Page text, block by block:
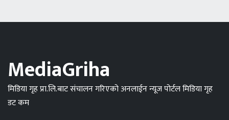
MediaGriha
मिडिया गृह प्रा.लि.बाट संचालन गरिएको अनलाईन न्यूज पोर्टल मिडिया गृह
डट कम